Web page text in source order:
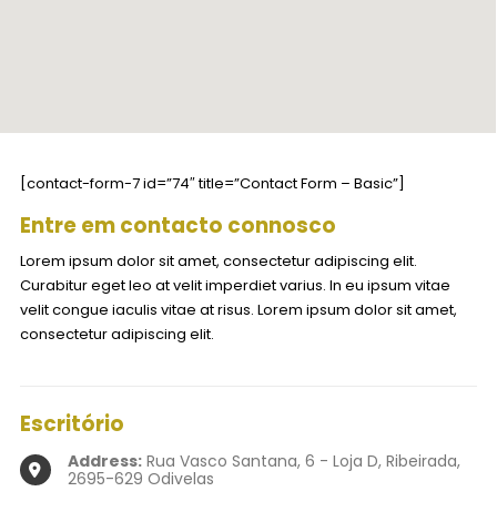
[contact-form-7 id=”74″ title=”Contact Form – Basic”]
Entre em contacto connosco
Lorem ipsum dolor sit amet, consectetur adipiscing elit.
Curabitur eget leo at velit imperdiet varius. In eu ipsum vitae
velit congue iaculis vitae at risus. Lorem ipsum dolor sit amet,
consectetur adipiscing elit.
Escritório
Address:Rua Vasco Santana, 6 - Loja D, Ribeirada,
2695-629 Odivelas